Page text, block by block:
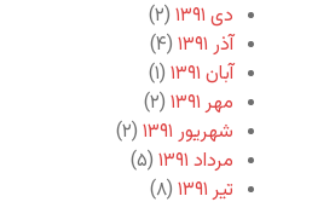
دی ۱۳۹۱
(۲)
آذر ۱۳۹۱
(۴)
آبان ۱۳۹۱
(۱)
مهر ۱۳۹۱
(۲)
شهریور ۱۳۹۱
(۲)
مرداد ۱۳۹۱
(۵)
تیر ۱۳۹۱
(۸)